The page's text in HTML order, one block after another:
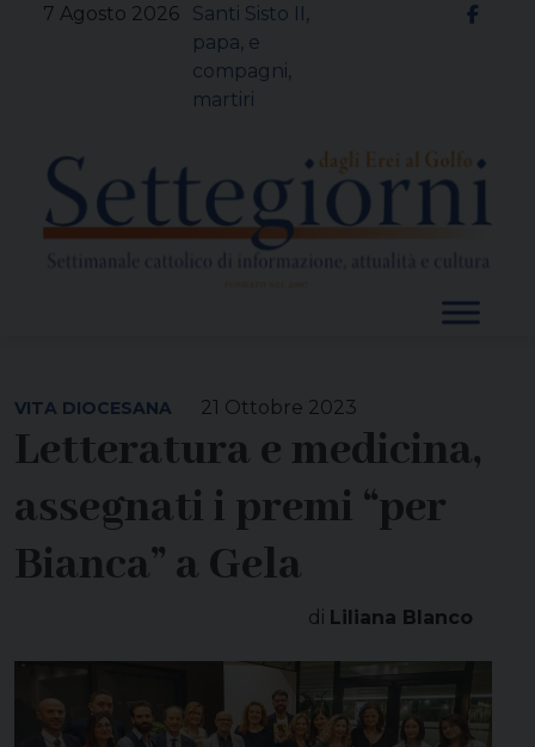
7 Agosto 2026
Santi Sisto II,
papa, e
compagni,
martiri
21 Ottobre 2023
VITA DIOCESANA
Letteratura e medicina,
assegnati i premi “per
Bianca” a Gela
di Liliana Blanco